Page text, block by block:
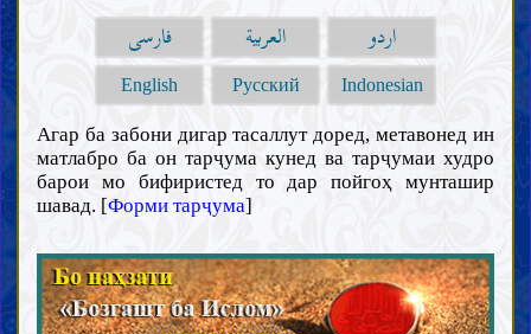
فارسی العربية اردو
English Русский Indonesian
Агар ба забони дигар тасаллут доред, метавонед ин
матлабро ба он тарҷума кунед ва тарҷумаи худро
барои мо бифиристед то дар пойгоҳ мунташир
шавад. [Форми тарҷума]